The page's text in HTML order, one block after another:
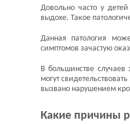
Довольно часто у
выдохе. Такое
Данная патология
симптомов зачастую
В большинстве
могут
вызвано нарушением
Какие причины